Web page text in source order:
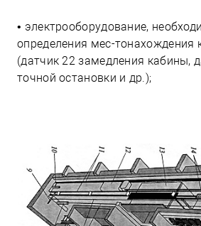
• электрооборудование,
определения мес-тонахождения
(датчик 22 замедления кабины,
точной остановки и др.);